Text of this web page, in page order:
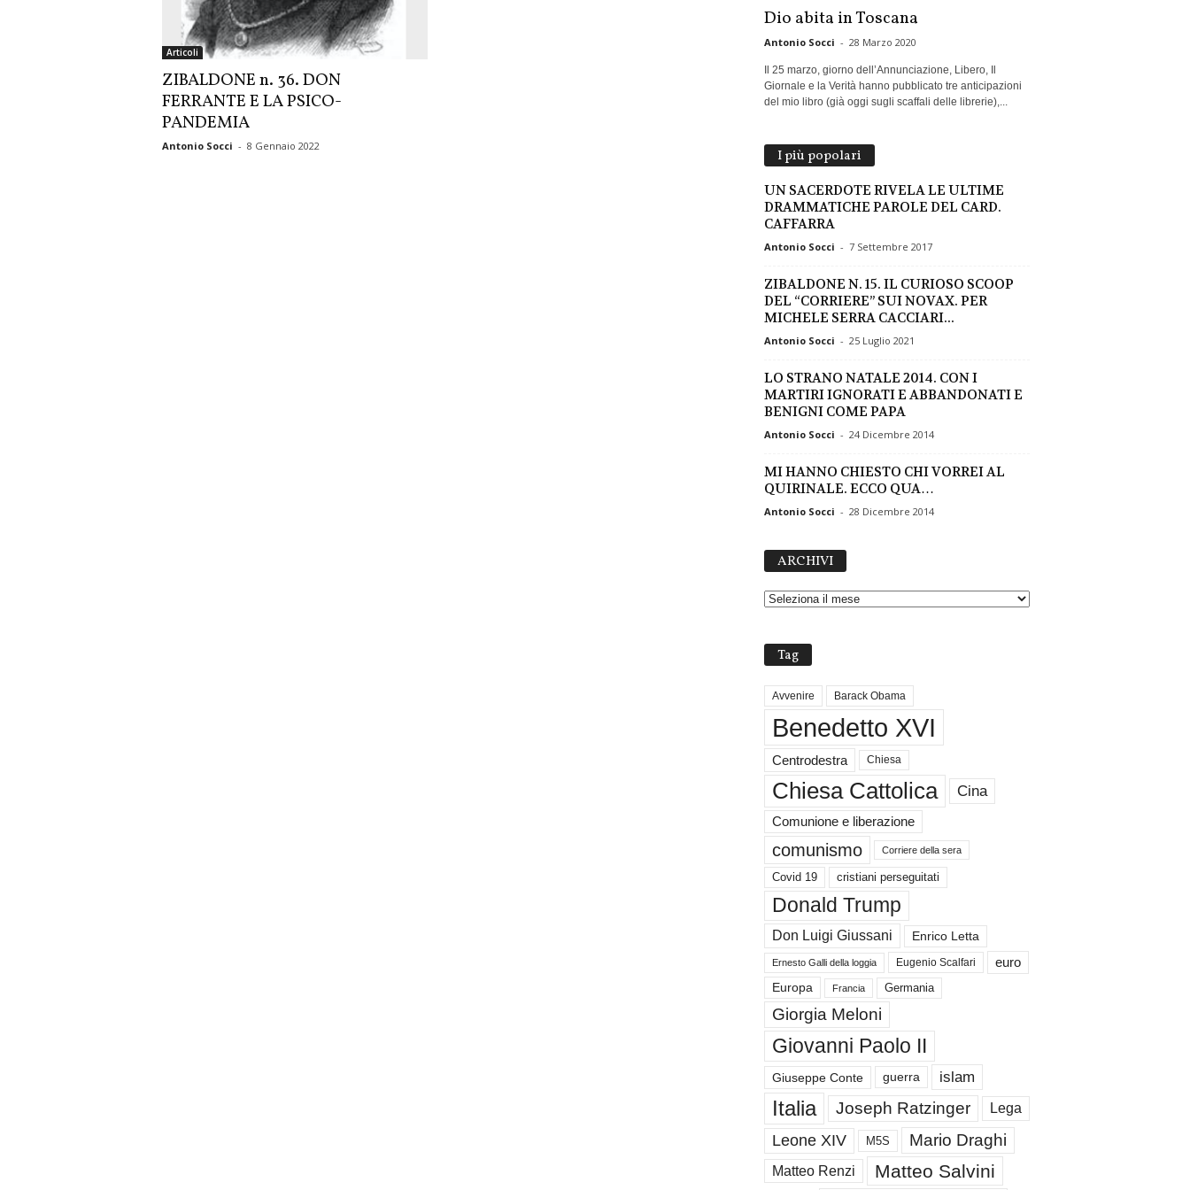
Articoli
ZIBALDONE n. 36. DON
FERRANTE E LA PSICO-
PANDEMIA
Antonio Socci - 8 Gennaio 2022
Dio abita in Toscana
Antonio Socci - 28 Marzo 2020
Il 25 marzo, giorno dell’Annunciazione, Libero, Il
Giornale e la Verità hanno pubblicato tre anticipazioni
del mio libro (già oggi sugli scaffali delle librerie),...
I più popolari
UN SACERDOTE RIVELA LE ULTIME
DRAMMATICHE PAROLE DEL CARD.
CAFFARRA
Antonio Socci - 7 Settembre 2017
ZIBALDONE N. 15. IL CURIOSO SCOOP
DEL “CORRIERE” SUI NOVAX. PER
MICHELE SERRA CACCIARI...
Antonio Socci - 25 Luglio 2021
LO STRANO NATALE 2014. CON I
MARTIRI IGNORATI E ABBANDONATI E
BENIGNI COME PAPA
Antonio Socci - 24 Dicembre 2014
MI HANNO CHIESTO CHI VORREI AL
QUIRINALE. ECCO QUA…
Antonio Socci - 28 Dicembre 2014
ARCHIVI
H
Tag
Avvenire Barack Obama
Benedetto XVI
Centrodestra Chiesa
Chiesa Cattolica Cina
Comunione e liberazione
comunismo Corriere della sera
Covid 19 cristiani perseguitati
Donald Trump
Don Luigi Giussani Enrico Letta
Ernesto Galli della loggia Eugenio Scalfari euro
Europa Francia Germania
Giorgia Meloni
Giovanni Paolo II
Giuseppe Conte guerra islam
Italia Joseph Ratzinger Lega
Leone XIV M5S Mario Draghi
Matteo Renzi Matteo Salvini